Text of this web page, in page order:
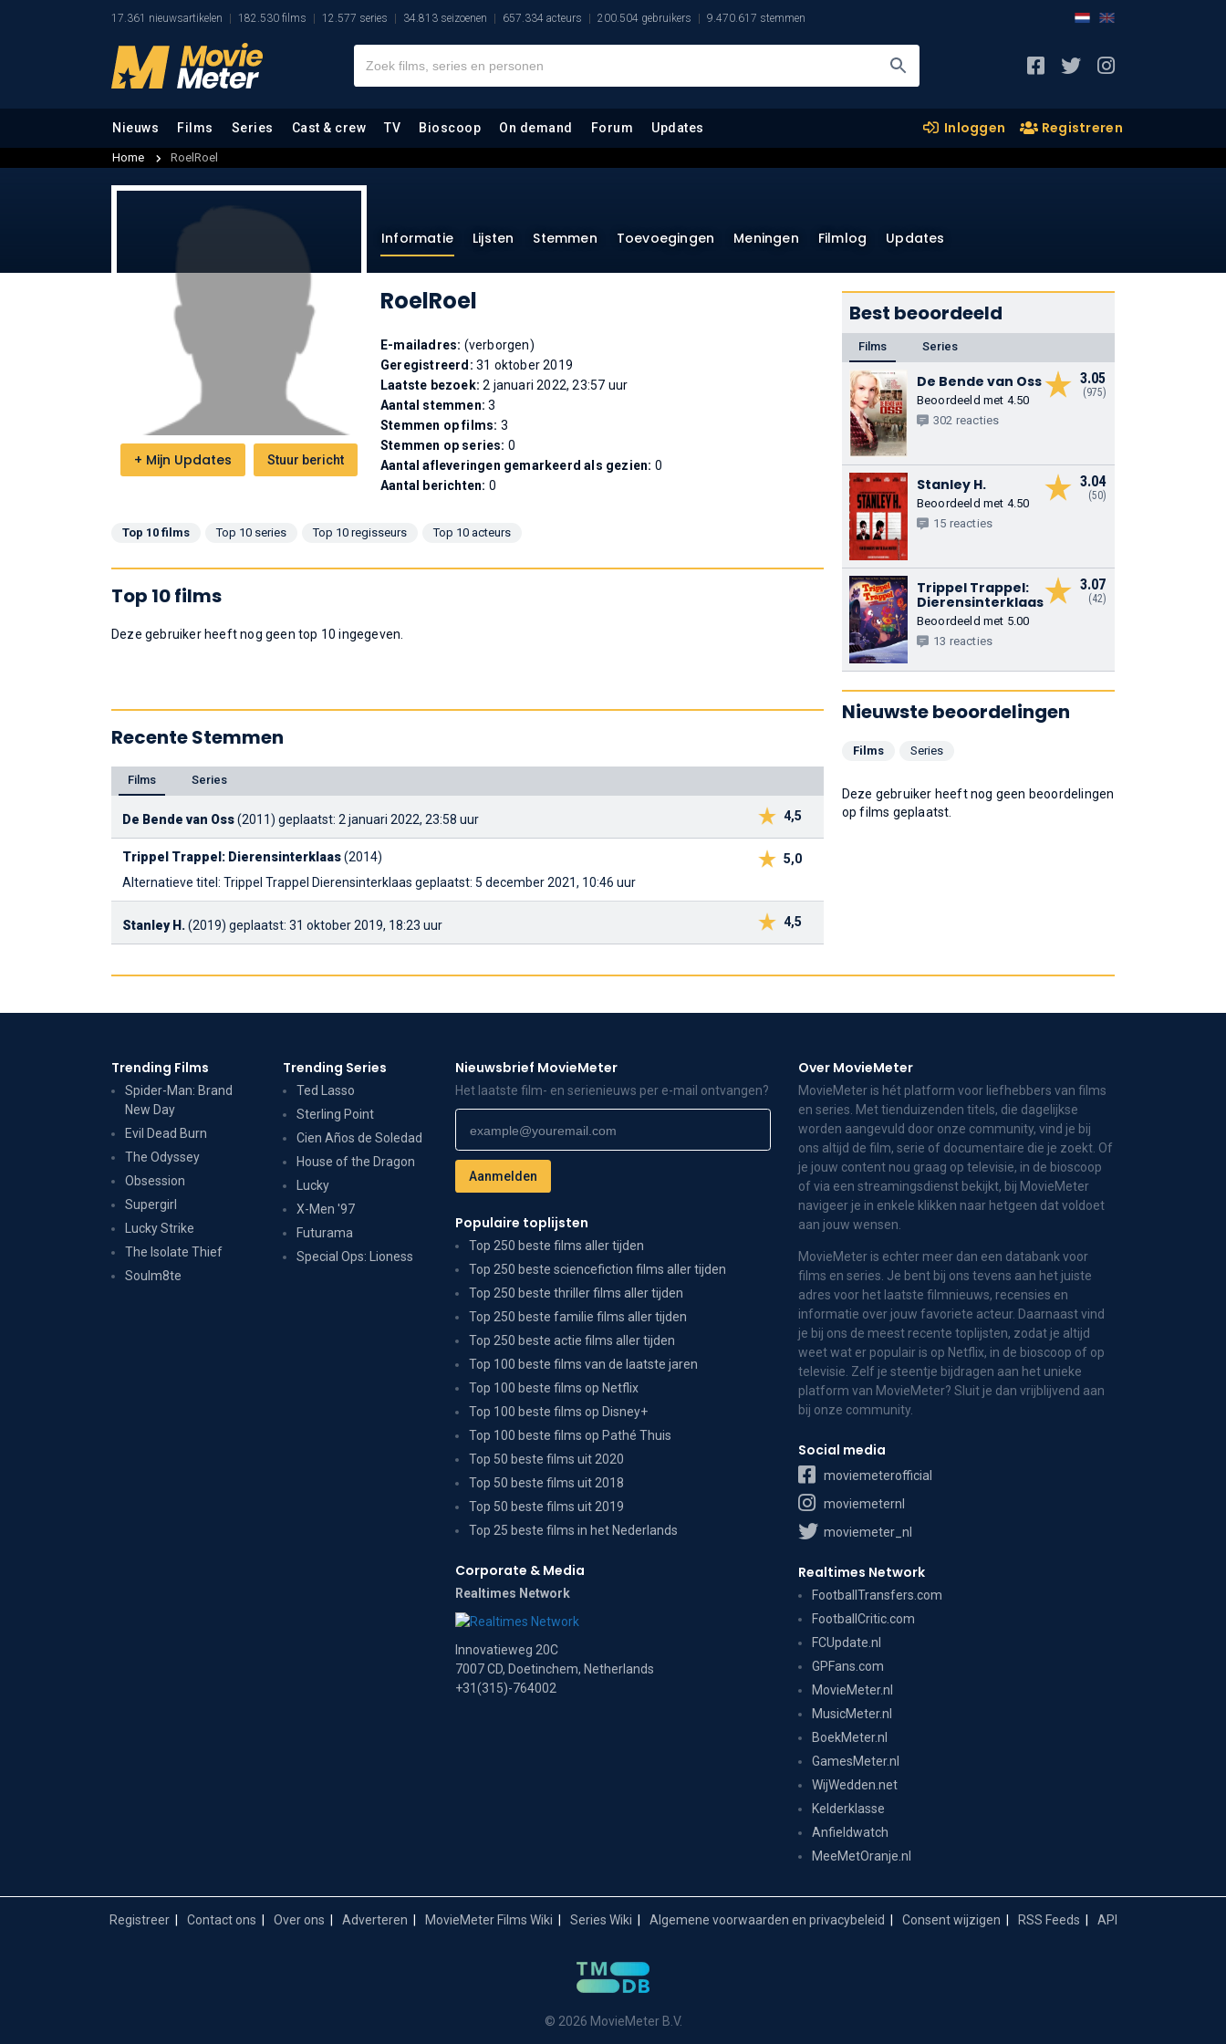
17.361 nieuwsartikelen 182.530 films 12.577 series 34.813 seizoenen 657.334 acteurs 200.504 gebruikers 9.470.617 stemmen
Nieuws Films Series Cast & crew TV Bioscoop On demand Forum Updates Inloggen Registreren
Home RoelRoel
+ Mijn Updates Stuur bericht
Informatie Lijsten Stemmen Toevoegingen Meningen Filmlog Updates
RoelRoel
E-mailadres: (verborgen)
Geregistreerd: 31 oktober 2019
Laatste bezoek:2 januari 2022, 23:57 uur
Aantal stemmen:3
Stemmen op films: 3
Stemmen op series: 0
Aantal afleveringen gemarkeerd als gezien: 0
Aantal berichten: 0
Top 10 films Top 10 series Top 10 regisseurs Top 10 acteurs
Top 10 films
Deze gebruiker heeft nog geen top 10 ingegeven.
Recente Stemmen
Films Series
4,5
De Bende van Oss(2011) geplaatst: 2 januari 2022, 23:58 uur
5,0
Trippel Trappel: Dierensinterklaas(2014)
Alternatieve titel: Trippel Trappel Dierensinterklaas geplaatst: 5 december 2021, 10:46 uur
4,5
Stanley H.(2019) geplaatst: 31 oktober 2019, 18:23 uur
Best beoordeeld
Films Series
3.05
(975)
De Bende van Oss
Beoordeeld met 4.50
302 reacties
3.04
(50)
Stanley H.
Beoordeeld met 4.50
15 reacties
3.07
(42)
Trippel Trappel:
Dierensinterklaas
Beoordeeld met 5.00
13 reacties
Nieuwste beoordelingen
Films Series
Deze gebruiker heeft nog geen beoordelingen
op films geplaatst.
Trending Films
Spider-Man: Brand
New Day
Evil Dead Burn
The Odyssey
Obsession
Supergirl
Lucky Strike
The Isolate Thief
Soulm8te
Trending Series
Ted Lasso
Sterling Point
Cien Años de Soledad
House of the Dragon
Lucky
X-Men '97
Futurama
Special Ops: Lioness
Nieuwsbrief MovieMeter
Het laatste film- en serienieuws per e-mail ontvangen?
Populaire toplijsten
Top 250 beste films aller tijden
Top 250 beste sciencefiction films aller tijden
Top 250 beste thriller films aller tijden
Top 250 beste familie films aller tijden
Top 250 beste actie films aller tijden
Top 100 beste films van de laatste jaren
Top 100 beste films op Netflix
Top 100 beste films op Disney+
Top 100 beste films op Pathé Thuis
Top 50 beste films uit 2020
Top 50 beste films uit 2018
Top 50 beste films uit 2019
Top 25 beste films in het Nederlands
Corporate & Media
Realtimes Network
Innovatieweg 20C
7007 CD, Doetinchem, Netherlands
+31(315)-764002
Over MovieMeter
MovieMeter is hét platform voor liefhebbers van films
en series. Met tienduizenden titels, die dagelijkse
worden aangevuld door onze community, vind je bij
ons altijd de film, serie of documentaire die je zoekt. Of
je jouw content nou graag op televisie, in de bioscoop
of via een streamingsdienst bekijkt, bij MovieMeter
navigeer je in enkele klikken naar hetgeen dat voldoet
aan jouw wensen.
MovieMeter is echter meer dan een databank voor
films en series. Je bent bij ons tevens aan het juiste
adres voor het laatste filmnieuws, recensies en
informatie over jouw favoriete acteur. Daarnaast vind
je bij ons de meest recente toplijsten, zodat je altijd
weet wat er populair is op Netflix, in de bioscoop of op
televisie. Zelf je steentje bijdragen aan het unieke
platform van MovieMeter? Sluit je dan vrijblijvend aan
bij onze community.
Social media
moviemeterofficial
moviemeternl
moviemeter_nl
Realtimes Network
FootballTransfers.com
FootballCritic.com
FCUpdate.nl
GPFans.com
MovieMeter.nl
MusicMeter.nl
BoekMeter.nl
GamesMeter.nl
WijWedden.net
Kelderklasse
Anfieldwatch
MeeMetOranje.nl
Registreer Contact ons Over ons Adverteren MovieMeter Films Wiki Series Wiki Algemene voorwaarden en privacybeleid Consent wijzigen RSS Feeds API
© 2026 MovieMeter B.V.